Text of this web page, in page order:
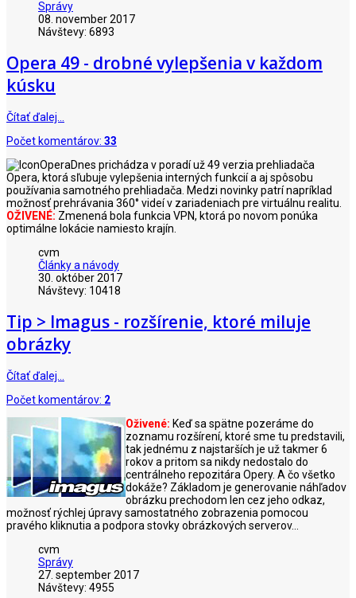
Správy
08. november 2017
Návštevy: 6893
Opera 49 - drobné vylepšenia v každom
kúsku
Čítať ďalej…
Počet komentárov: 33
Dnes prichádza v poradí už 49 verzia prehliadača
Opera, ktorá sľubuje vylepšenia interných funkcií a aj spôsobu
používania samotného prehliadača. Medzi novinky patrí napríklad
možnosť prehrávania 360° videí v zariadeniach pre virtuálnu realitu.
OŽIVENÉ: Zmenená bola funkcia VPN, ktorá po novom ponúka
optimálne lokácie namiesto krajín.
cvm
Články a návody
30. október 2017
Návštevy: 10418
Tip > Imagus - rozšírenie, ktoré miluje
obrázky
Čítať ďalej…
Počet komentárov: 2
Oživené: Keď sa spätne pozeráme do
zoznamu rozšírení, ktoré sme tu predstavili,
tak jednému z najstarších je už takmer 6
rokov a pritom sa nikdy nedostalo do
centrálneho repozitára Opery. A čo všetko
dokáže? Základom je generovanie náhľadov
obrázku prechodom len cez jeho odkaz,
možnosť rýchlej úpravy samostatného zobrazenia pomocou
pravého kliknutia a podpora stovky obrázkových serverov...
cvm
Správy
27. september 2017
Návštevy: 4955